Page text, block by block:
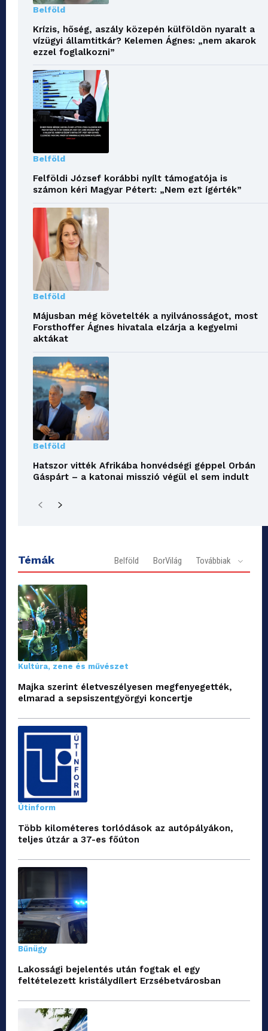
Belföld
Krízis, hőség, aszály közepén külföldön nyaralt a
vízügyi államtitkár? Kelemen Ágnes: „nem akarok
ezzel foglalkozni”
Belföld
Felföldi József korábbi nyílt támogatója is
számon kéri Magyar Pétert: „Nem ezt ígérték”
Belföld
Májusban még követelték a nyilvánosságot, most
Forsthoffer Ágnes hivatala elzárja a kegyelmi
aktákat
Belföld
Hatszor vitték Afrikába honvédségi géppel Orbán
Gáspárt – a katonai misszió végül el sem indult
Témák Belföld BorVilág Továbbiak
Kultúra, zene és művészet
Majka szerint életveszélyesen megfenyegették,
elmarad a sepsiszentgyörgyi koncertje
Útinform
Több kilométeres torlódások az autópályákon,
teljes útzár a 37-es főúton
Bűnügy
Lakossági bejelentés után fogtak el egy
feltételezett kristálydílert Erzsébetvárosban